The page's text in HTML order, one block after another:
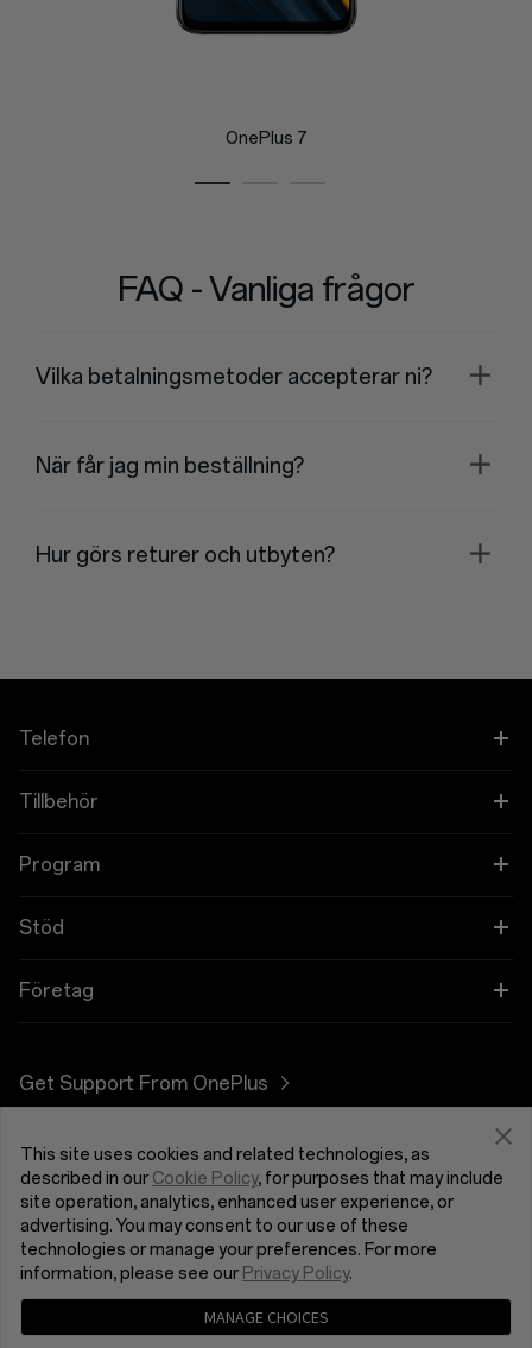
OnePlus 7
FAQ - Vanliga frågor
Vilka betalningsmetoder accepterar ni?
När får jag min beställning?
Hur görs returer och utbyten?
Telefon
OnePlus Open
OnePlus 11 5G
OnePlus 10T 5G
OnePlus Nord 2T 5G
OnePlus Nord CE 2 Lite 5G
Tillbehör
Ljud
Skal & Skydd
Ström & Kablar
Gear
Program
Länka dina OnePlus-enheter
Rabattprogram
Affiliate Program
Stöd
Shopping FAQs
Reparationstjänst
Bruksanvisningar
Kontakta oss
Företag
Community
Red Cable Club
OnePlus Store-appen
OxygenOS
Get Support From OnePlus
Sverige (Svenska)
User Agreement
försäljningsvillkoren
This site uses cookies and related technologies, as
described in ourCookie Policy, for purposes that may include
site operation, analytics, enhanced user experience, or
advertising. You may consent to our use of these
technologies or manage your preferences. For more
information, please see our Privacy Policy.
MANAGE CHOICES